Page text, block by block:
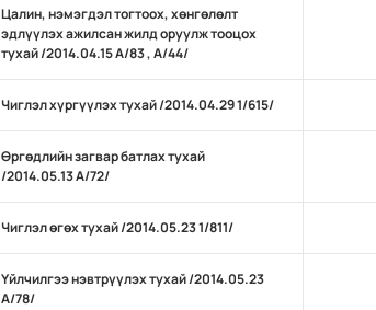
Цалин, нэмэгдэл тогтоох, хөнгөлөлт
эдлүүлэх ажилсан жилд оруулж тооцох
тухай /2014.04.15 А/83 , А/44/
Чиглэл хүргүүлэх тухай /2014.04.29 1/615/
Өргөдлийн загвар батлах тухай
/2014.05.13 А/72/
Чиглэл өгөх тухай /2014.05.23 1/811/
Үйлчилгээ нэвтрүүлэх тухай /2014.05.23
А/78/